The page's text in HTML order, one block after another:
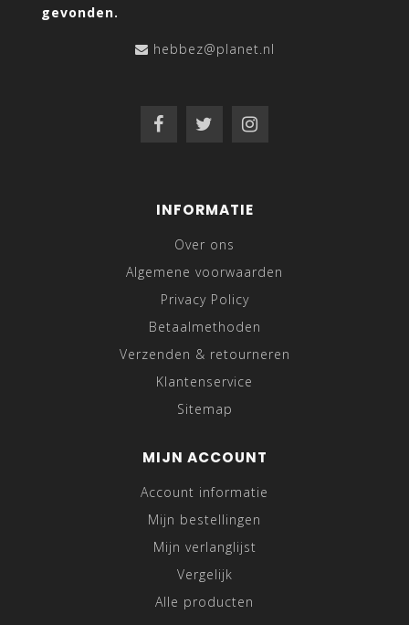
gevonden.
hebbez@planet.nl
INFORMATIE
Over ons
Algemene voorwaarden
Privacy Policy
Betaalmethoden
Verzenden & retourneren
Klantenservice
Sitemap
MIJN ACCOUNT
Account informatie
Mijn bestellingen
Mijn verlanglijst
Vergelijk
Alle producten